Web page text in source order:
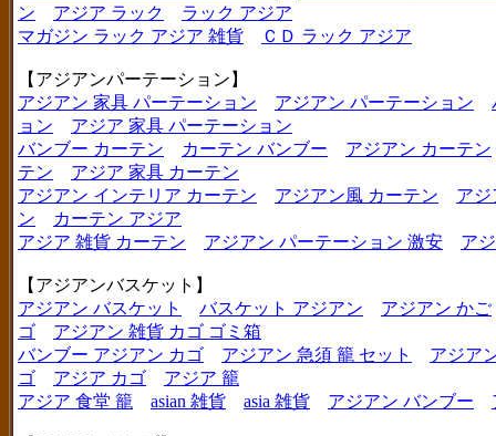
ン
アジア ラック
ラック アジア
マガジン ラック アジア 雑貨
ＣＤ ラック アジア
【アジアンパーテーション】
アジアン 家具 パーテーション
アジアン パーテーション
ョン
アジア 家具 パーテーション
バンブー カーテン
カーテン バンブー
アジアン カーテン
テン
アジア 家具 カーテン
アジアン インテリア カーテン
アジアン風 カーテン
アジ
ン
カーテン アジア
アジア 雑貨 カーテン
アジアン パーテーション 激安 ア
【アジアンバスケット】
アジアン バスケット
バスケット アジアン
アジアン かご
ゴ
アジアン 雑貨 カゴ ゴミ箱
バンブー アジアン カゴ
アジアン 急須 籠 セット
アジア
ゴ
アジア カゴ
アジア 籠
アジア 食堂 籠
asian 雑貨 asia 雑貨 アジアン バンブー